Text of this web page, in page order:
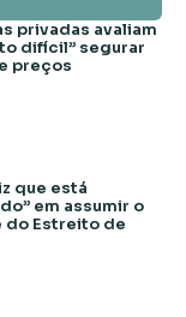
privadas avaliam
difícil” segurar
preços
que está
em assumir o
do Estreito de